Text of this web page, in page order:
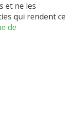
et ne les
qui rendent ce
de